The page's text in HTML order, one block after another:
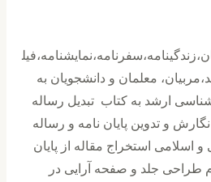
معلمان و دانشجویان به
ارشد به کتاب تبدیل رساله
و تدوین پایان نامه و رساله
اسلامی استخراج مقاله از پایان
طراحی جلد و صفحه آرایی در